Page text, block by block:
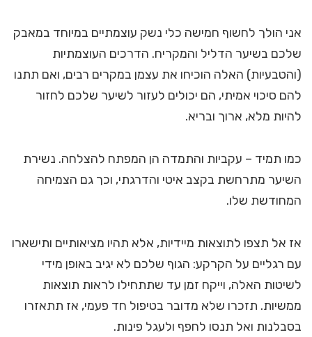
אני הולך לחשוף חמישה כלי נשק עוצמתיים במיוחד במאבק
שלכם בשיער הדליל והמקריח. הדרכים העוצמתיות
(והטבעיות) האלה הוכיחו את עצמן במקרים רבים, ואם תתנו
להם סיכוי אמיתי, הם יכולים לעזור לשיער שלכם לחזור
להיות מלא, ארוך ובריא.
כמו תמיד – עקביות והתמדה הן המפתח להצלחה. נשירת
השיער מתרחשת בקצב איטי והדרגתי, וכך גם הצמיחה
המחודשת שלו.
אז אל תצפו לתוצאות מיידיות, אלא תהיו מציאותיים ותישארו
עם רגליים על הקרקע: הגוף שלכם לא יגיב באופן מידי
לשיטות האלה, וייקח זמן עד שתתחילו לראות תוצאות
ממשיות. תזכרו שלא מדובר בטיפול חד פעמי, אז תתאזרו
בסבלנות ואל תנסו לחפף ולעגל פינות.